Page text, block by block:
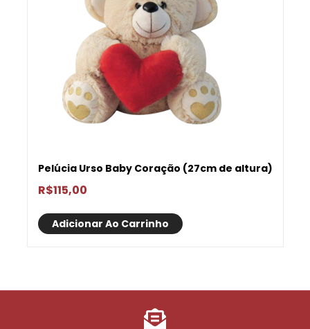
Pelúcia Urso Baby Coração (27cm de altura)
R$115,00
Adicionar Ao Carrinho